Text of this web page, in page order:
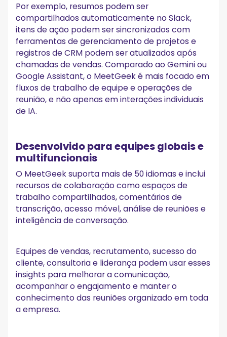
Por exemplo, resumos podem ser
compartilhados automaticamente no Slack,
itens de ação podem ser sincronizados com
ferramentas de gerenciamento de projetos e
registros de CRM podem ser atualizados após
chamadas de vendas. Comparado ao Gemini ou
Google Assistant, o MeetGeek é mais focado em
fluxos de trabalho de equipe e operações de
reunião, e não apenas em interações individuais
de IA.
Desenvolvido para equipes globais e
multifuncionais
O MeetGeek suporta mais de 50 idiomas e inclui
recursos de colaboração como espaços de
trabalho compartilhados, comentários de
transcrição, acesso móvel, análise de reuniões e
inteligência de conversação.
Equipes de vendas, recrutamento, sucesso do
cliente, consultoria e liderança podem usar esses
insights para melhorar a comunicação,
acompanhar o engajamento e manter o
conhecimento das reuniões organizado em toda
a empresa.